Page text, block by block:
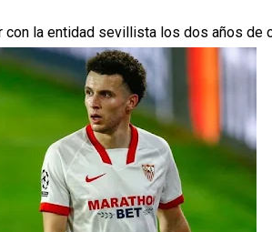
la entidad sevillista los dos años de